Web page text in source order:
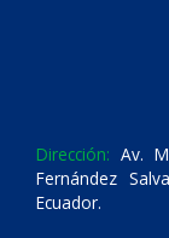
Dirección: Av.
Fernández
Ecuador.